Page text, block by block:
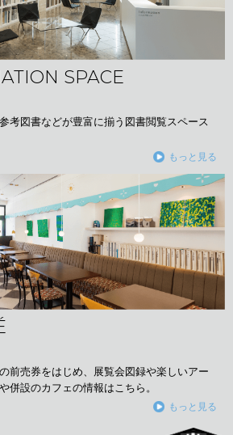
SPACE
考図書などが豊富に揃う図書閲覧スペース
もっと見る
前売券をはじめ、展覧会図録や楽しいアー
併設のカフェの情報はこちら。
もっと見る